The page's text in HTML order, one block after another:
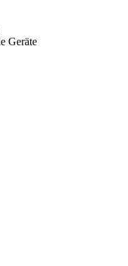
Geräte